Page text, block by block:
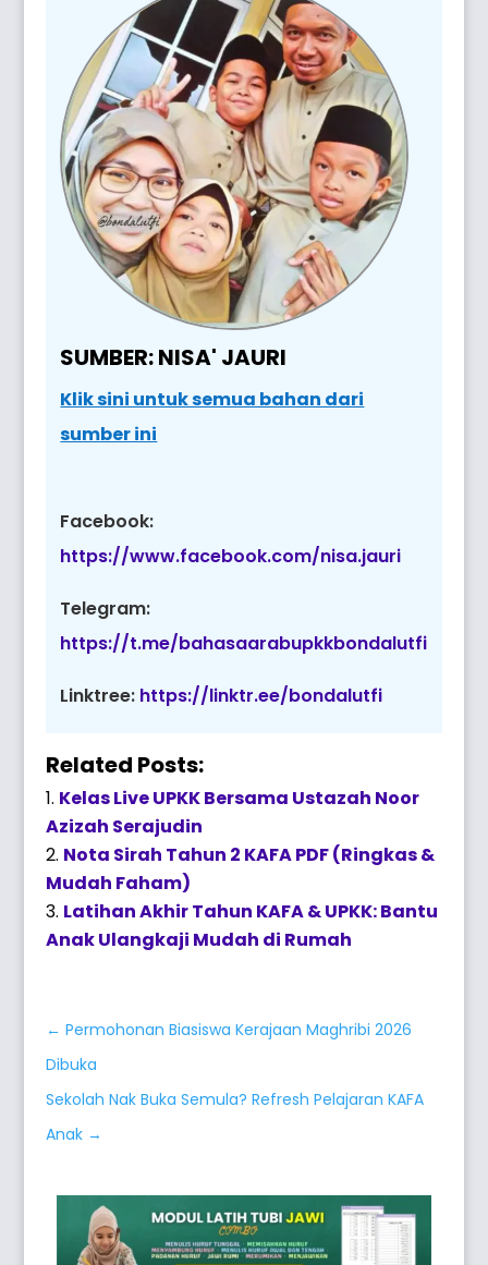
SUMBER: NISA' JAURI
Klik sini untuk semua bahan dari
sumber ini
Facebook:
https://www.facebook.com/nisa.jauri
Telegram:
https://t.me/bahasaarabupkkbondalutfi
Linktree: https://linktr.ee/bondalutfi
Related Posts:
Kelas Live UPKK Bersama Ustazah Noor
Azizah Serajudin
Nota Sirah Tahun 2 KAFA PDF (Ringkas &
Mudah Faham)
Latihan Akhir Tahun KAFA & UPKK: Bantu
Anak Ulangkaji Mudah di Rumah
←Permohonan Biasiswa Kerajaan Maghribi 2026
Dibuka
Sekolah Nak Buka Semula? Refresh Pelajaran KAFA
Anak →